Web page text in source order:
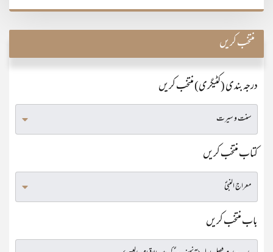
منتخب کریں
درجہ بندی (کٹیگری) منتخب کریں
کتاب منتخب کریں
باب منتخب کریں